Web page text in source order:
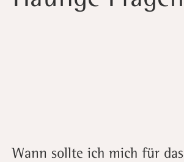
Wann sollte ich mich für das